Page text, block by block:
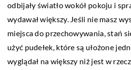
odbijały światło wokół pokoju i
wydawał większy. Jeśli nie masz
miejsca do przechowywania, stań
użyć pudełek, które są ułożone
wyglądał na większy niż jest w